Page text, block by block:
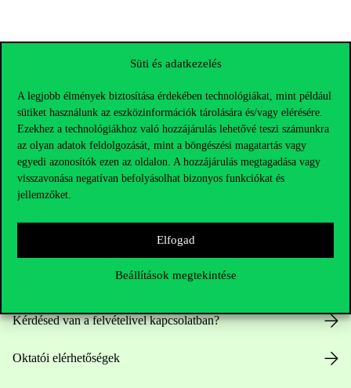
Süti és adatkezelés
A legjobb élmények biztosítása érdekében technológiákat, mint például
sütiket használunk az eszközinformációk tárolására és/vagy elérésére.
Ezekhez a technológiákhoz való hozzájárulás lehetővé teszi számunkra
az olyan adatok feldolgozását, mint a böngészési magatartás vagy
egyedi azonosítók ezen az oldalon. A hozzájárulás megtagadása vagy
visszavonása negatívan befolyásolhat bizonyos funkciókat és
jellemzőket.
Elfogad
Beállítások megtekintése
+36 1 482 5000
Kérdésed van a felvételivel kapcsolatban?
Oktatói elérhetőségek